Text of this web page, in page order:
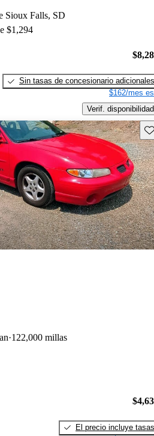
Sioux Falls, SD
$1,294
Sin tasas de concesionario adicionales
$162/mes
Verif. disponibilidad
122,000 millas
El precio incluye tasas